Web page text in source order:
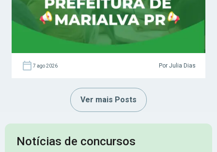
7 ago 2026 Por Julia Dias
Ver mais Posts
Notícias de concursos